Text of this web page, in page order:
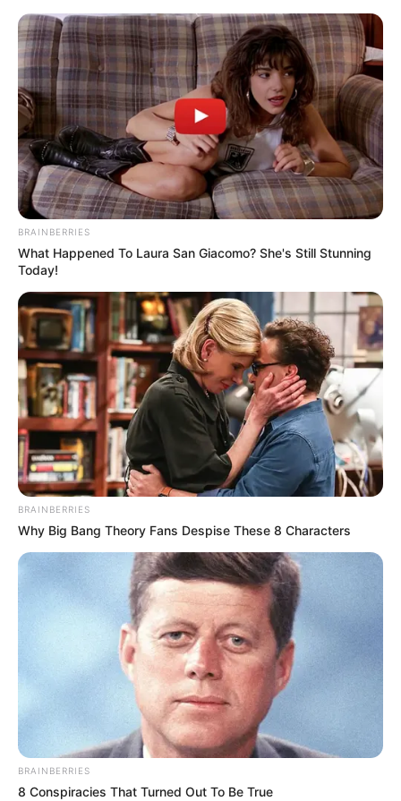
MENU
ET
WIDGETS
PRIX COUNT SCHOMBERG
PRONOSTIC QUINTE 16-11-
2024
Samedi 16 Novembre 2024 à AUTEUIL dans la
Réunion n°1 PRIX COUNT SCHOMBERG – Haies –
4300 mètres.
BRAINBERRIES
What Happened To Laura San Giacomo? She's Still Stunning
Today!
BRAINBERRIES
Why Big Bang Theory Fans Despise These 8 Characters
BRAINBERRIES
8 Conspiracies That Turned Out To Be True